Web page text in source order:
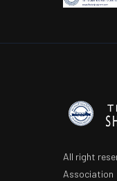
All right
Association